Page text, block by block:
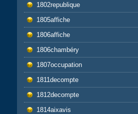
1802republique
1805affiche
1806affiche
1806chambéry
1807occupation
1811decompte
1812decompte
1814aixavis